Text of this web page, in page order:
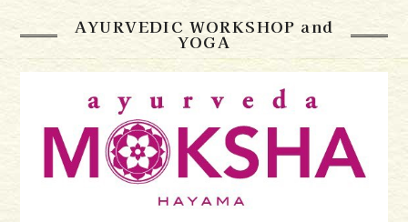
AYURVEDIC WORKSHOP and
YOGA